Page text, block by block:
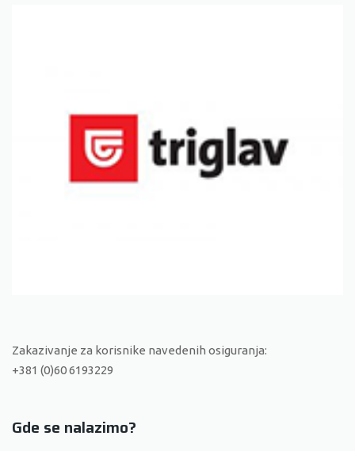
Zakazivanje za korisnike navedenih osiguranja:
+381 (0)60 6193229
Gde se nalazimo?